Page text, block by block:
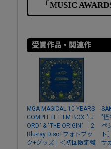
「MUSIC
受賞作品・関連作
MGA MAGICAL 10 YEARS
COMPLETE FILM BOX "FJ
ORD" & "THE ORIGIN" ［2
Blu-ray Disc+フォトブッ
ク+グッズ］＜初回限定盤
"怪
ペ
ト
サ